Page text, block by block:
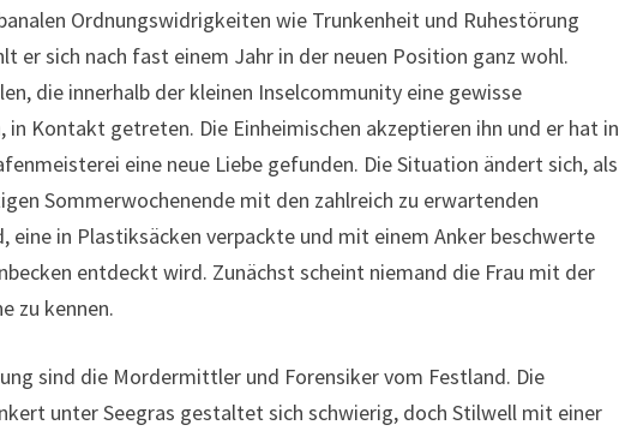
Ordnungswidrigkeiten wie Trunkenheit und Ruhestörung
er sich nach fast einem Jahr in der neuen Position ganz wohl.
die innerhalb der kleinen Inselcommunity eine gewisse
in Kontakt getreten. Die Einheimischen akzeptieren ihn und er hat in
eine neue Liebe gefunden. Die Situation ändert sich, als
Sommerwochenende mit den zahlreich zu erwartenden
eine in Plastiksäcken verpackte und mit einem Anker beschwerte
entdeckt wird. Zunächst scheint niemand die Frau mit der
zu kennen.
sind die Mordermittler und Forensiker vom Festland. Die
unter Seegras gestaltet sich schwierig, doch Stilwell mit einer